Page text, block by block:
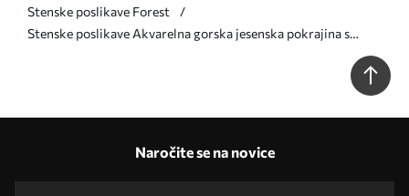
Stenske poslikave Forest
Stenske poslikave Akvarelna gorska jesenska pokrajina s
Naročite se na novice